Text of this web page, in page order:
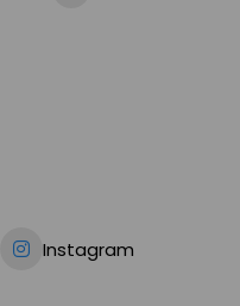
Instagram